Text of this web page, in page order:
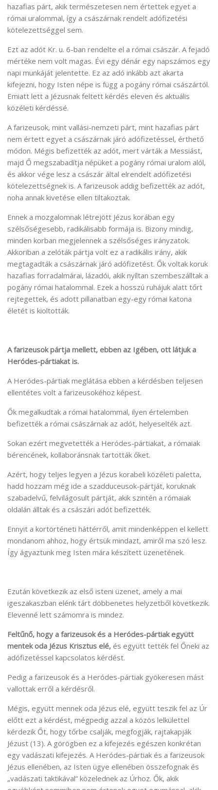
hazafias párt, akik természetesen nem értettek egyet a
római uralommal, így a császárnak rendelt adófizetési
kötelezettséggel sem.
Ezt az adót Kr. u. 6-ban rendelte el a római császár. A fejadó
mértéke nem volt magas. Évi egy dénár egy napszámos egy
napi munkáját jelentette. Ez az adó inkább azt akarta
kifejezni, hogy Isten népe is függ a pogány római császártól.
Emiatt lett a Jézusnak feltett kérdés eleven és aktuális
közéleti kérdéssé.
A farizeusok, mint vallási-nemzeti párt, mint hazafias párt
nem értett egyet a császárnak járó adófizetéssel, érthető
módon. Mégis befizették az adót, mert várták a Messiást,
majd Ő megszabadítja népüket a pogány római uralom alól,
és akkor vége lesz a császár által elrendelt adófizetési
kötelezettségnek is. A farizeusok addig befizették az adót,
noha annak kivetése ellen tiltakoztak.
Ennek a mozgalomnak létrejött Jézus korában egy
szélsőségesebb, radikálisabb formája is. Bizony mindig,
minden korban megjelennek a szélsőséges irányzatok.
Akkoriban a zelóták pártja volt ez a radikális irány, akik
megtagadták a császárnak járó adófizetést. Ők voltak koruk
hazafias forradalmárai, lázadói, akik nyíltan szembeszálltak a
pogány római hatalommal. Ezek a hosszú ruhájuk alatt tőrt
rejtegettek, és adott pillanatban egy-egy római katona
életét is kioltották.
A farizeusok pártja mellett, ebben az Igében, ott látjuk a
Heródes-pártiakat is.
A Heródes-pártiak meglátása ebben a kérdésben teljesen
ellentétes volt a farizeusokéhoz képest.
Ők megalkudtak a római hatalommal, ilyen értelemben
befizették a római császárnak az adót, helyeselték azt.
Sokan ezért megvetették a Heródes-pártiakat, a rómaiak
bérencének, kollaboránsnak tartották őket.
Azért, hogy teljes legyen a Jézus korabeli közéleti paletta,
hadd hozzam még ide a szadduceusok-pártját, koruknak
szabadelvű, felvilágosult pártját, akik szintén a rómaiak
oldalán álltak és a császári adót befizették.
Ennyit a kortörténeti háttérről, amit mindenképpen el kellett
mondanom ahhoz, hogy értsük mindazt, amiről ma szó lesz.
Így ágyaztunk meg Isten mára készített üzenetének.
Ezután következik az első isteni üzenet, amely a mai
igeszakaszban elénk tárt döbbenetes helyzetből következik.
Elevenné lett számomra is mindez.
Feltűnő, hogy a farizeusok és a Heródes-pártiak együtt
mentek oda Jézus Krisztus elé, és együtt tették fel Őneki az
adófizetéssel kapcsolatos kérdést.
Pedig a farizeusok és a Heródes-pártiak gyökeresen mást
vallottak erről a kérdésről.
Mégis, együtt mennek oda Jézus elé, együtt teszik fel az Úr
előtt ezt a kérdést, mégpedig azzal a közös lelkülettel
kérdezik Őt, hogy tőrbe csalják, megfogják, rajtakapják
Jézust (13). A görögben ez a kifejezés egészen konkrétan
egy vadászati kifejezés. A Heródes-pártiak és a farizeusok
Jézus ellenében, az Isten ügye ellenében összefognak és
„vadászati taktikával” közelednek az Úrhoz. Ők, akik